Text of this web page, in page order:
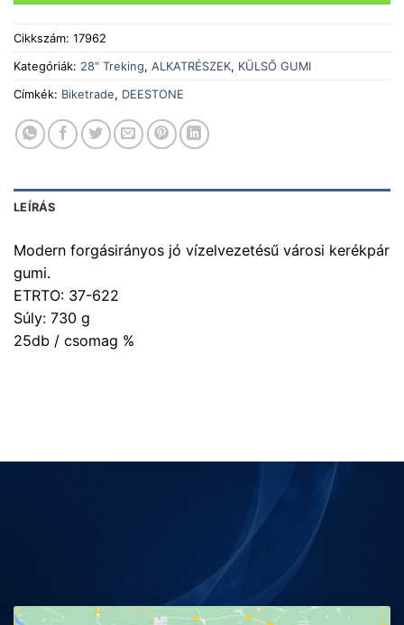
Cikkszám: 17962
Kategóriák: 28" Treking, ALKATRÉSZEK, KÜLSŐ GUMI
Címkék: Biketrade, DEESTONE
LEÍRÁS
Modern forgásirányos jó vízelvezetésű városi kerékpár
gumi.
ETRTO: 37-622
Súly: 730 g
25db / csomag %